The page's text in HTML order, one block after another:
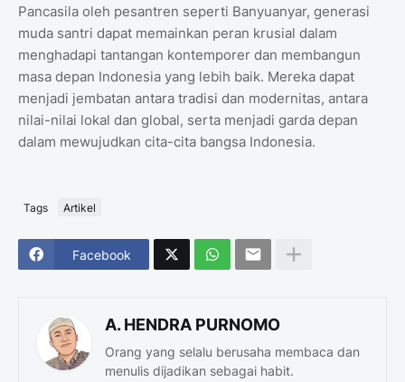
Pancasila oleh pesantren seperti Banyuanyar, generasi
muda santri dapat memainkan peran krusial dalam
menghadapi tantangan kontemporer dan membangun
masa depan Indonesia yang lebih baik. Mereka dapat
menjadi jembatan antara tradisi dan modernitas, antara
nilai-nilai lokal dan global, serta menjadi garda depan
dalam mewujudkan cita-cita bangsa Indonesia.
Tags Artikel
Facebook
A. HENDRA PURNOMO
Orang yang selalu berusaha membaca dan
menulis dijadikan sebagai habit.